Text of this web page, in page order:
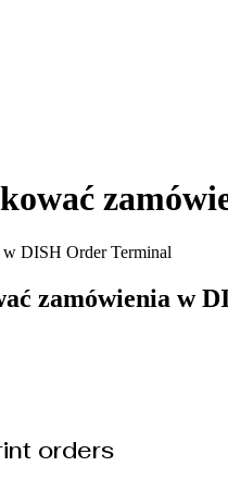
DISH Order Terminal
zamówienia w